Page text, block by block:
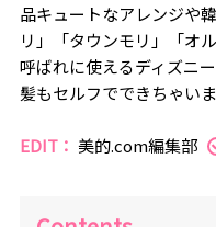
品キュートなアレンジや
リ」「タウンモリ」「オ
呼ばれに使えるディズニ
髪もセルフでできちゃい
EDIT： 美的.com編集部